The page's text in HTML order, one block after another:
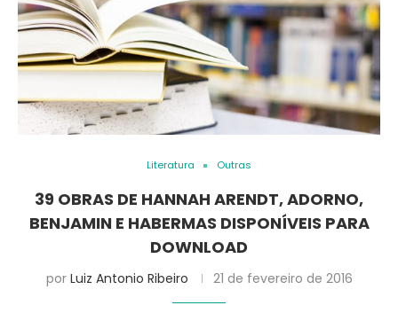
Literatura Outras
39 OBRAS DE HANNAH ARENDT, ADORNO,
BENJAMIN E HABERMAS DISPONÍVEIS PARA
DOWNLOAD
por Luiz Antonio Ribeiro 21 de fevereiro de 2016